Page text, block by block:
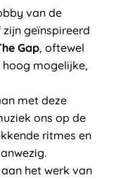
van de
geïnspireerd
Gap, oftewel
hoog mogelijke,
met deze
ons op de
ritmes en
het werk van